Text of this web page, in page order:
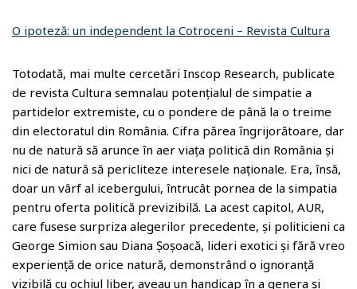
O ipoteză: un independent la Cotroceni – Revista Cultura
Totodată, mai multe cercetări Inscop Research, publicate
de revista Cultura semnalau potențialul de simpatie a
partidelor extremiste, cu o pondere de până la o treime
din electoratul din România. Cifra părea îngrijorătoare, dar
nu de natură să arunce în aer viața politică din România și
nici de natură să pericliteze interesele naționale. Era, însă,
doar un vârf al icebergului, întrucât pornea de la simpatia
pentru oferta politică previzibilă. La acest capitol, AUR,
care fusese surpriza alegerilor precedente, și politicieni ca
George Simion sau Diana Șoșoacă, lideri exotici și fără vreo
experiență de orice natură, demonstrând o ignoranță
vizibilă cu ochiul liber, aveau un handicap în a genera și